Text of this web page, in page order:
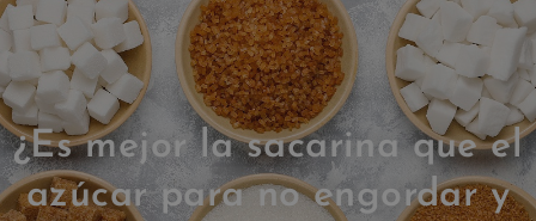
¿Es mejor la sacarina que el
azúcar para no engordar y